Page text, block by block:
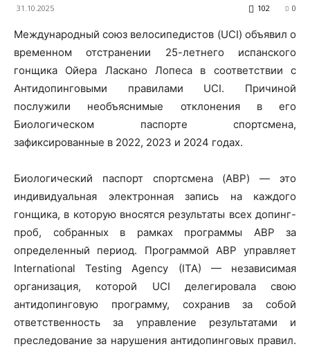
31.10.2025 0
102
Международный союз велосипедистов (UCI) объявил о
временном отстранении 25-летнего испанского
гонщика Ойера Ласкано Лопеса в соответствии с
Антидопинговыми правилами UCI. Причиной
послужили необъяснимые отклонения в его
Биологическом паспорте спортсмена,
зафиксированные в 2022, 2023 и 2024 годах.
Биологический паспорт спортсмена (ABP) — это
индивидуальная электронная запись на каждого
гонщика, в которую вносятся результаты всех допинг-
проб, собранных в рамках программы ABP за
определенный период. Программой ABP управляет
International Testing Agency (ITA) — независимая
организация, которой UCI делегировала свою
антидопинговую программу, сохранив за собой
ответственность за управление результатами и
преследование за нарушения антидопинговых правил.